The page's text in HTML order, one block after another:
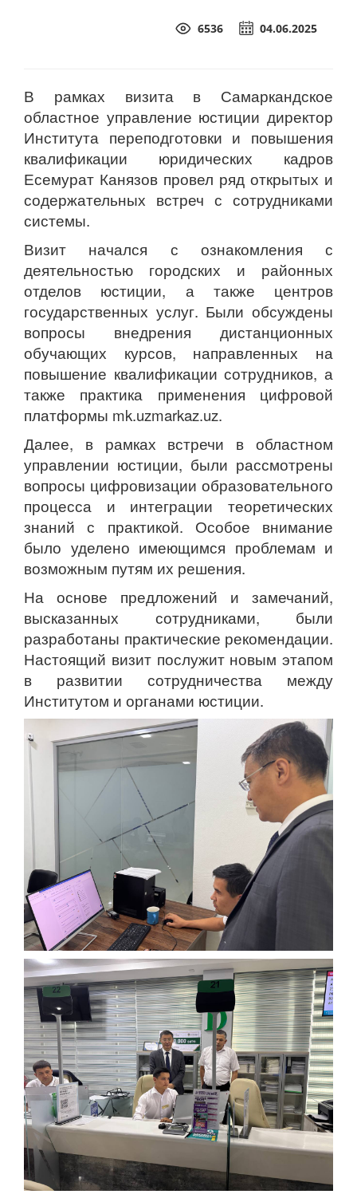
04.06.2025
6536
В рамках визита в Самаркандское
областное управление юстиции директор
Института переподготовки и повышения
квалификации юридических кадров
Есемурат Канязов провел ряд открытых и
содержательных встреч с сотрудниками
системы.
Визит начался с ознакомления с
деятельностью городских и районных
отделов юстиции, а также центров
государственных услуг. Были обсуждены
вопросы внедрения дистанционных
обучающих курсов, направленных на
повышение квалификации сотрудников, а
также практика применения цифровой
платформы mk.uzmarkaz.uz.
Далее, в рамках встречи в областном
управлении юстиции, были рассмотрены
вопросы цифровизации образовательного
процесса и интеграции теоретических
знаний с практикой. Особое внимание
было уделено имеющимся проблемам и
возможным путям их решения.
На основе предложений и замечаний,
высказанных сотрудниками, были
разработаны практические рекомендации.
Настоящий визит послужит новым этапом
в развитии сотрудничества между
Институтом и органами юстиции.